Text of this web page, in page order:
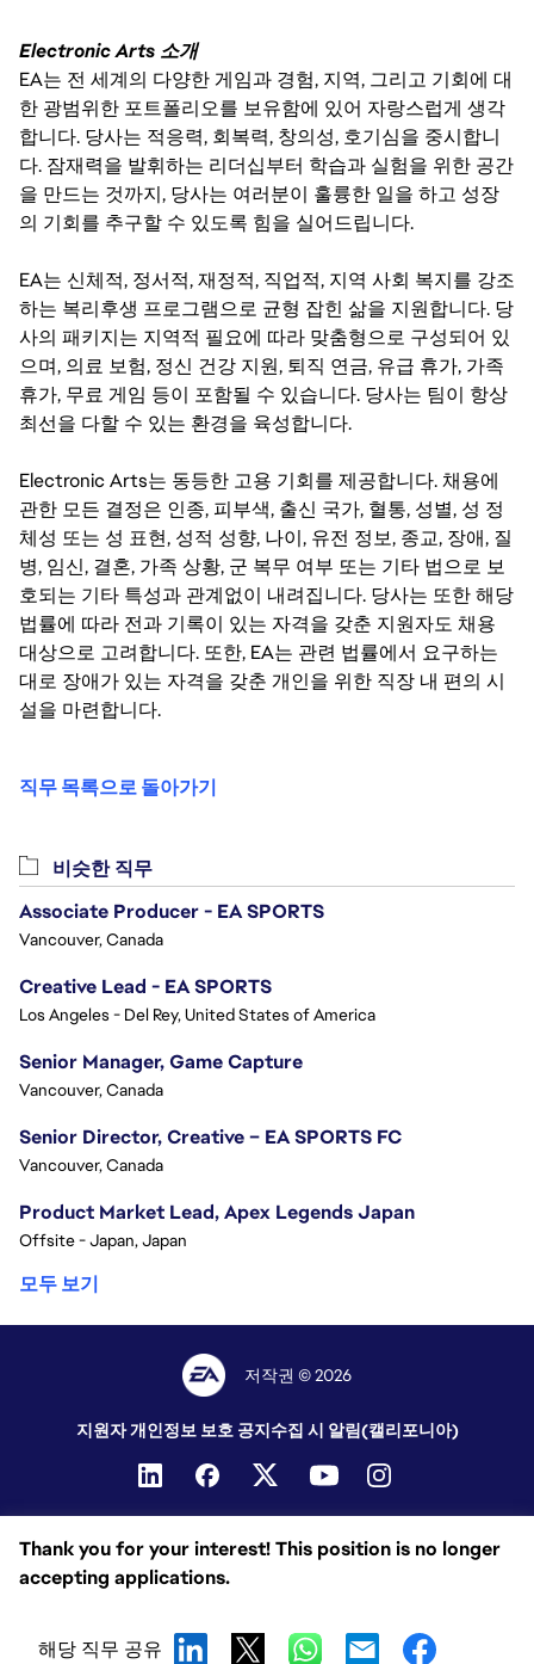
Electronic Arts 소개
EA는 전 세계의 다양한 게임과 경험, 지역, 그리고 기회에 대
한 광범위한 포트폴리오를 보유함에 있어 자랑스럽게 생각
합니다. 당사는 적응력, 회복력, 창의성, 호기심을 중시합니
다. 잠재력을 발휘하는 리더십부터 학습과 실험을 위한 공간
을 만드는 것까지, 당사는 여러분이 훌륭한 일을 하고 성장
의 기회를 추구할 수 있도록 힘을 실어드립니다.
EA는 신체적, 정서적, 재정적, 직업적, 지역 사회 복지를 강조
하는 복리후생 프로그램으로 균형 잡힌 삶을 지원합니다. 당
사의 패키지는 지역적 필요에 따라 맞춤형으로 구성되어 있
으며, 의료 보험, 정신 건강 지원, 퇴직 연금, 유급 휴가, 가족
휴가, 무료 게임 등이 포함될 수 있습니다. 당사는 팀이 항상
최선을 다할 수 있는 환경을 육성합니다.
Electronic Arts는 동등한 고용 기회를 제공합니다. 채용에
관한 모든 결정은 인종, 피부색, 출신 국가, 혈통, 성별, 성 정
체성 또는 성 표현, 성적 성향, 나이, 유전 정보, 종교, 장애, 질
병, 임신, 결혼, 가족 상황, 군 복무 여부 또는 기타 법으로 보
호되는 기타 특성과 관계없이 내려집니다. 당사는 또한 해당
법률에 따라 전과 기록이 있는 자격을 갖춘 지원자도 채용
대상으로 고려합니다. 또한, EA는 관련 법률에서 요구하는
대로 장애가 있는 자격을 갖춘 개인을 위한 직장 내 편의 시
설을 마련합니다.
직무 목록으로 돌아가기
Thank you for your interest! This position is no longer
accepting applications.
해당 직무 공유
비슷한 직무
Associate Producer - EA SPORTS
Vancouver, Canada
Creative Lead - EA SPORTS
Los Angeles - Del Rey, United States of America
Senior Manager, Game Capture
Vancouver, Canada
Senior Director, Creative – EA SPORTS FC
Vancouver, Canada
Product Market Lead, Apex Legends Japan
Offsite - Japan, Japan
모두 보기
저작권 © 2026
지원자 개인정보 보호 공지수집 시 알림(캘리포니아)